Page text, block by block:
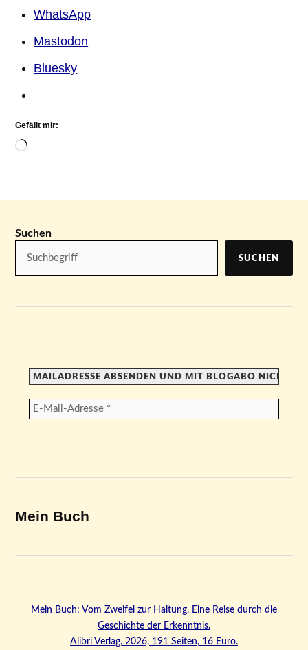
WhatsApp
Mastodon
Bluesky
Gefällt mir:
Suchen
SUCHEN
Mein Buch
Mein Buch: Vom Zweifel zur Haltung. Eine Reise durch die
Geschichte der Erkenntnis.
Alibri Verlag, 2026, 191 Seiten, 16 Euro.